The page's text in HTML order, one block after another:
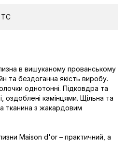
в вишуканому прованському
та бездоганна якість виробу.
однотонні. Підковдра та
оздоблені камінцями. Щільна та
тканина з жакардовим
Maison d'or – практичний, а